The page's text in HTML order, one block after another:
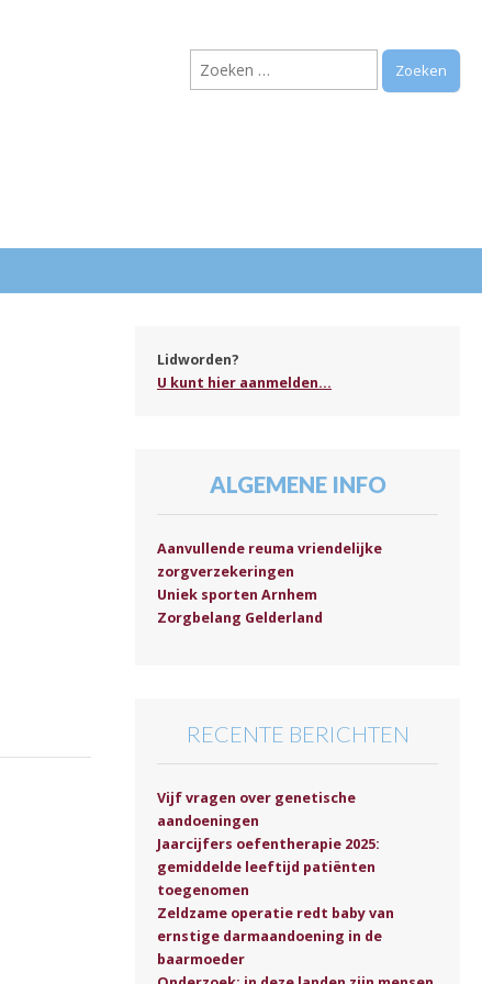
Zoeken
naar:
Lidworden?
U kunt hier aanmelden...
ALGEMENE INFO
Aanvullende reuma vriendelijke
zorgverzekeringen
Uniek sporten Arnhem
Zorgbelang Gelderland
RECENTE BERICHTEN
Vijf vragen over genetische
aandoeningen
Jaarcijfers oefentherapie 2025:
gemiddelde leeftijd patiënten
toegenomen
Zeldzame operatie redt baby van
ernstige darmaandoening in de
baarmoeder